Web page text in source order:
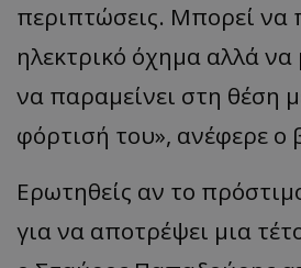
περιπτώσεις. Μπορεί να
ηλεκτρικό όχημα αλλά να
να παραμείνει στη θέση
φόρτισή του», ανέφερε ο
Ερωτηθείς αν το
για να αποτρέψει μια